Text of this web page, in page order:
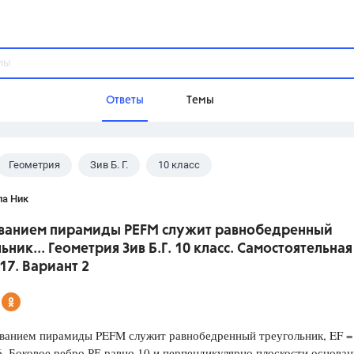
Ответы Темы
Домашнее задание
Школа
Разумовская М.М., Габриелян
Геометрия Зив Б. Г. 10 класс
Ник
пирамиды PEFM служит равнобедренный
Геометрия Зив Б.Г. 10 класс. Самостоятельная
Вариант 2
пирамиды PEFM служит равнобедренный треугольник, EF